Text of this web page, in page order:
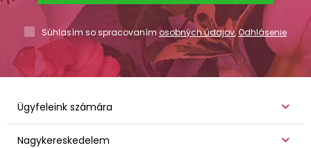
Súhlasím so spracovaním osobných údajov,Odhlásenie
Ügyfeleink számára
Nagykereskedelem